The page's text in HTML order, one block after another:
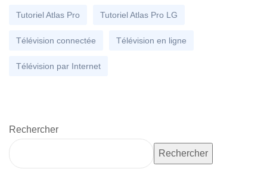
Tutoriel Atlas Pro Tutoriel Atlas Pro LG
Télévision connectée Télévision en ligne
Télévision par Internet
Rechercher
Rechercher